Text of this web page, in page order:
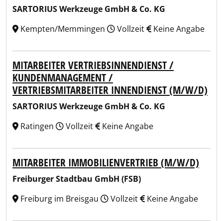
SARTORIUS Werkzeuge GmbH & Co. KG
Kempten/Memmingen
Vollzeit Keine Angabe
MITARBEITER VERTRIEBSINNENDIENST /
KUNDENMANAGEMENT /
VERTRIEBSMITARBEITER INNENDIENST (M/W/D)
SARTORIUS Werkzeuge GmbH & Co. KG
Ratingen
Vollzeit Keine Angabe
MITARBEITER IMMOBILIENVERTRIEB (M/W/D)
Freiburger Stadtbau GmbH (FSB)
Freiburg im Breisgau
Vollzeit Keine Angabe